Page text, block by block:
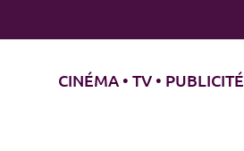
CINÉMA • TV • PUBLICITÉ